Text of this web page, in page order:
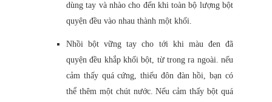
dùng tay và nhào cho đến khi toàn bộ lượng bột
quyện đều vào nhau thành một khối.
Nhồi bột vững tay cho tới khi màu đen đã
quyện đều khắp khối bột, từ trong ra ngoài. nếu
cảm thấy quá cứng, thiếu đôn đàn hồi, bạn có
thể thêm một chút nước. Nếu cảm thấy bột quá